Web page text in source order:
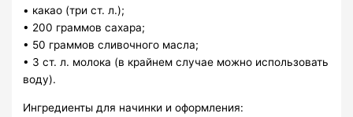
• какао (три ст. л.);
• 200 граммов сахара;
• 50 граммов сливочного масла;
• 3 ст. л. молока (в крайнем случае можно использовать
воду).
Ингредиенты для начинки и оформления: